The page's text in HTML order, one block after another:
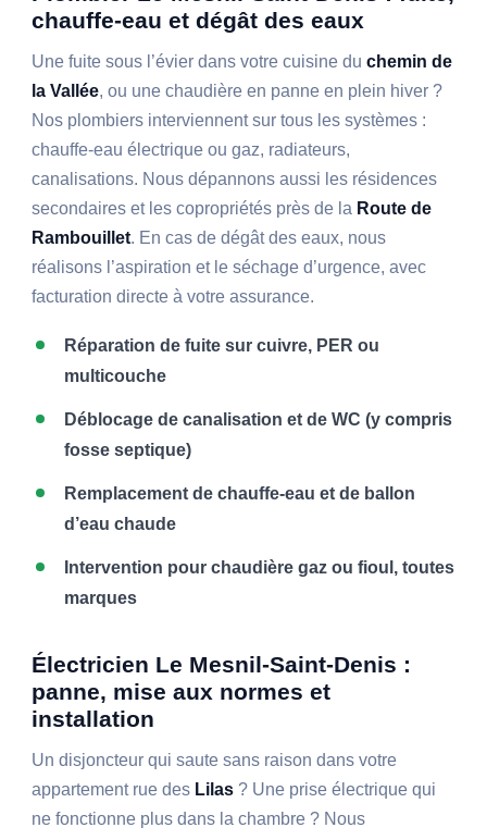
chauffe-eau et dégât des eaux
Une fuite sous l’évier dans votre cuisine duchemin de
la Vallée, ou une chaudière en panne en plein hiver ?
Nos plombiers interviennent sur tous les systèmes :
chauffe-eau électrique ou gaz, radiateurs,
canalisations. Nous dépannons aussi les résidences
secondaires et les copropriétés près de la Route de
Rambouillet. En cas de dégât des eaux, nous
réalisons l’aspiration et le séchage d’urgence, avec
facturation directe à votre assurance.
Réparation de fuite sur cuivre, PER ou
multicouche
Déblocage de canalisation et de WC (y compris
fosse septique)
Remplacement de chauffe-eau et de ballon
d’eau chaude
Intervention pour chaudière gaz ou fioul, toutes
marques
Électricien Le Mesnil-Saint-Denis :
panne, mise aux normes et
installation
Un disjoncteur qui saute sans raison dans votre
appartement rue des Lilas ? Une prise électrique qui
ne fonctionne plus dans la chambre ? Nous